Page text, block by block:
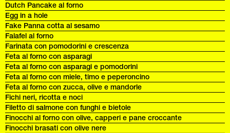
Dutch Pancake al forno
Egg in a hole
Fake Panna cotta al sesamo
Falafel al forno
Farinata con pomodorini e crescenza
Feta al forno con asparagi
Feta al forno con asparagi e pomodorini
Feta al forno con miele, timo e peperoncino
Feta al forno con zucca, olive e mandorle
Fichi neri, ricotta e noci
Filetto di salmone con funghi e bietole
Finocchi al forno con olive, capperi e pane croccante
Finocchi brasati con olive nere